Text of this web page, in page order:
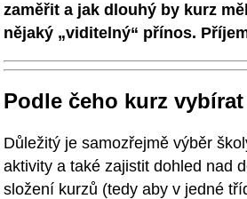
zaměřit a jak dlouhý by kurz
nějaký „viditelný“ přínos.
Podle čeho kurz vybírat
Důležitý je samozřejmě výběr
aktivity a také zajistit dohled nad
složení kurzů (tedy aby v jedné